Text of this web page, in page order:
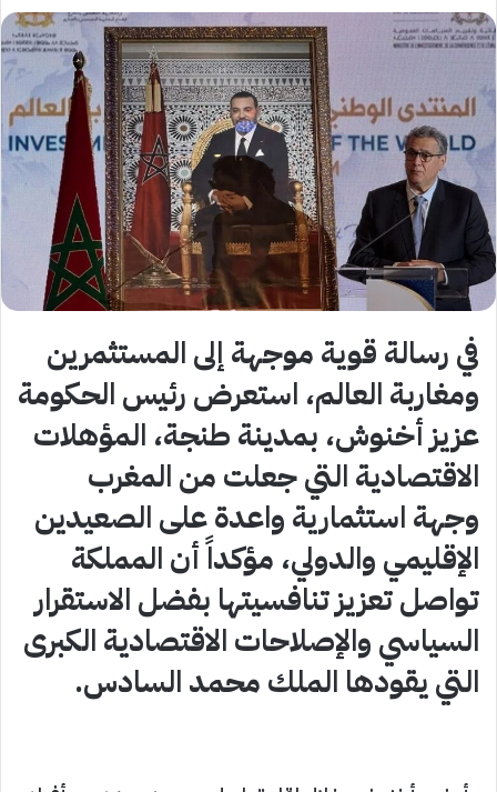
في رسالة قوية موجهة إلى المستثمرين
ومغاربة العالم، استعرض رئيس الحكومة
عزيز أخنوش، بمدينة طنجة، المؤهلات
الاقتصادية التي جعلت من المغرب
وجهة استثمارية واعدة على الصعيدين
الإقليمي والدولي، مؤكداً أن المملكة
تواصل تعزيز تنافسيتها بفضل الاستقرار
السياسي والإصلاحات الاقتصادية الكبرى
التي يقودها الملك محمد السادس.